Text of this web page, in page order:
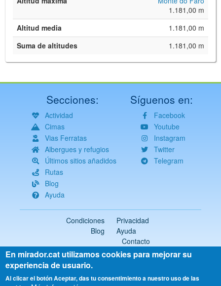
1.181,00 m
Altitud media
1.181,00 m
Suma de altitudes
1.181,00 m
Secciones:
Actividad
Cimas
Vias Ferratas
Albergues y refugios
Últimos sitios añadidos
Rutas
Blog
Ayuda
Síguenos en:
Facebook
Youtube
Instagram
Twitter
Telegram
Condiciones
Privacidad
Blog
Ayuda
Contacto
2018-2026 ©mirador.cat
Todos los derechos reservados
Select
En mirador.cat utilizamos cookies para mejorar su
experiencia de usuario.
Al clicar el botón Aceptar, das tu consentimiento a nuestro uso de las